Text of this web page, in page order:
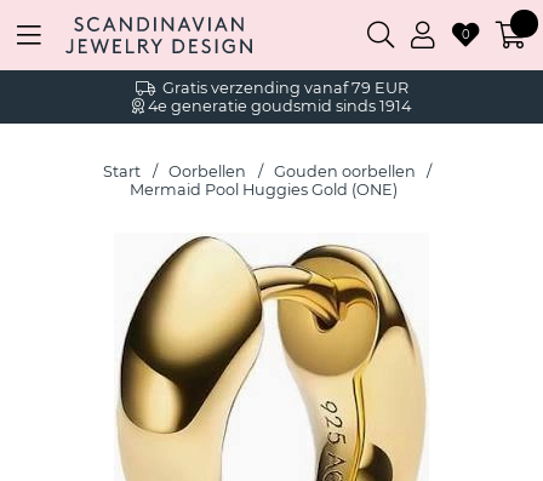
Gratis verzending vanaf 79 EUR
4e generatie goudsmid sinds 1914
0
Start Oorbellen
Gouden oorbellen
Mermaid Pool Huggies Gold (ONE)